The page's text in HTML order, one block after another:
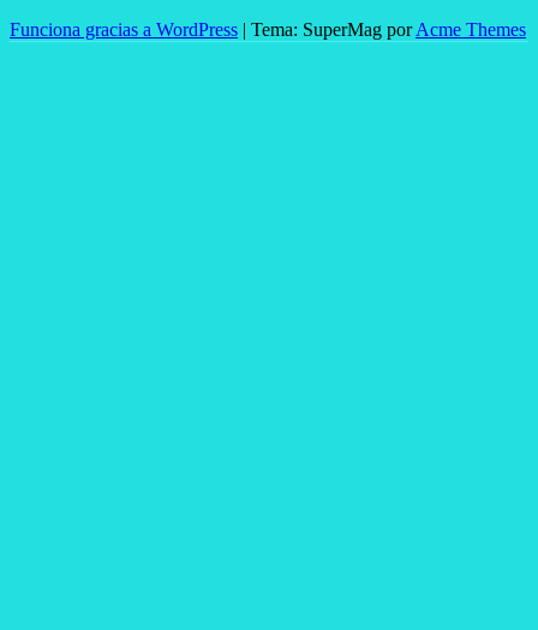
Funciona gracias a WordPress | Tema: SuperMag porAcme Themes